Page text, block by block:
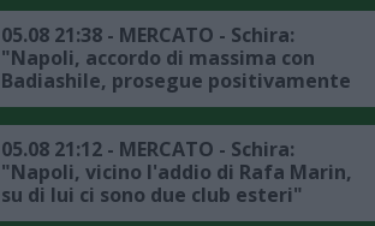
pole"
05.08 21:38 - MERCATO - Schira:
"Napoli, accordo di massima con
Badiashile, prosegue positivamente
la trattativa con il Chelsea, ecco i
dettagli"
05.08 21:12 - MERCATO - Schira:
"Napoli, vicino l'addio di Rafa Marin,
su di lui ci sono due club esteri"